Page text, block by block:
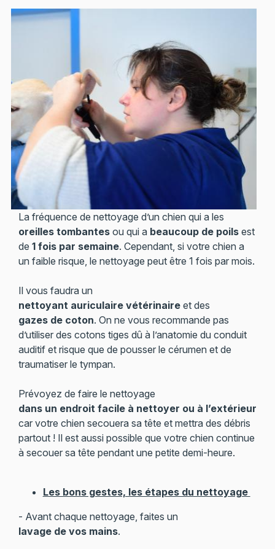
La fréquence de nettoyage d’un chien qui a les
oreilles tombantesou qui a beaucoup de poilsest
de 1 fois par semaine. Cependant, si votre chien a
un faible risque, le nettoyage peut être 1 fois par mois.
Il vous faudra un
nettoyant auriculaire vétérinaireet des
gazes de coton. On ne vous recommande pas
d’utiliser des cotons tiges dû à l’anatomie du conduit
auditif et risque que de pousser le cérumen et de
traumatiser le tympan.
Prévoyez de faire le nettoyage
dans un endroit facile à nettoyer ou à l’extérieur
car votre chien secouera sa tête et mettra des débris
partout ! Il est aussi possible que votre chien continue
à secouer sa tête pendant une petite demi-heure.
Les bons gestes, les étapes du nettoyage
- Avant chaque nettoyage, faites un
lavage de vos mains.